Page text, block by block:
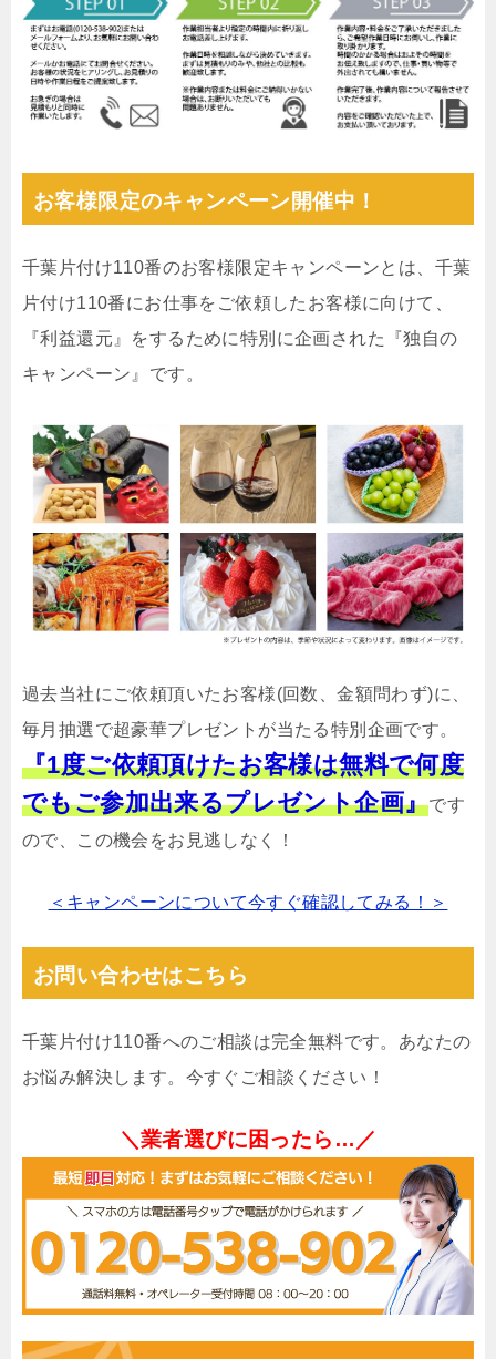
お客様限定のキャンペーン開催中！
千葉片付け110番のお客様限定キャンペーンとは、千葉
片付け110番にお仕事をご依頼したお客様に向けて、
『利益還元』をするために特別に企画された『独自の
キャンペーン』です。
過去当社にご依頼頂いたお客様(回数、金額問わず)に、
毎月抽選で超豪華プレゼントが当たる特別企画です。
『1度ご依頼頂けたお客様は無料で何度
でもご参加出来るプレゼント企画』です
ので、この機会をお見逃しなく！
＜キャンペーンについて今すぐ確認してみる！＞
お問い合わせはこちら
千葉片付け110番へのご相談は完全無料です。あなたの
お悩み解決します。今すぐご相談ください！
＼業者選びに困ったら…／